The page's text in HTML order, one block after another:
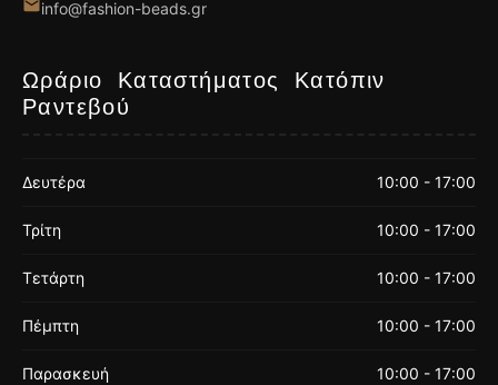
info@fashion-beads.gr
Ωράριο Καταστήματος Κατόπιν
Ραντεβού
Δευτέρα 10:00 - 17:00
Τρίτη 10:00 - 17:00
Τετάρτη 10:00 - 17:00
Πέμπτη 10:00 - 17:00
Παρασκευή 10:00 - 17:00